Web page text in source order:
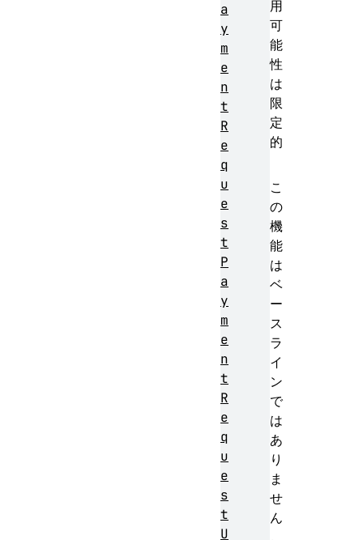
用
可
能
性
は
限
定
的
こ
の
機
能
は
ベ
ー
ス
ラ
イ
ン
で
は
あ
り
ま
せ
ん
a
y
m
e
n
t
R
e
q
u
e
s
t
P
a
y
m
e
n
t
R
e
q
u
e
s
t
U